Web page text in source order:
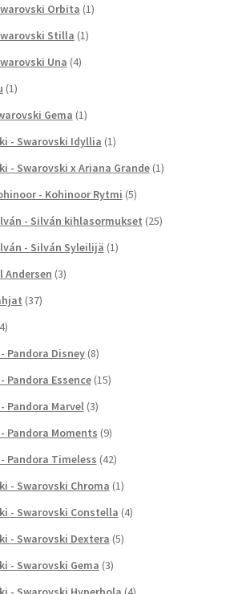
Orbita (1)
Stilla (1)
Una (4)
(1)
Gema (1)
- Swarovski Idyllia (1)
- Swarovski x Ariana Grande (1)
- Kohinoor Rytmi (5)
- Silván kihlasormukset (25)
- Silván Syleilijä (1)
Andersen (3)
(37)
Pandora Disney (8)
Pandora Essence (15)
Pandora Marvel (3)
Pandora Moments (9)
Pandora Timeless (42)
- Swarovski Chroma (1)
- Swarovski Constella (4)
- Swarovski Dextera (5)
- Swarovski Gema (3)